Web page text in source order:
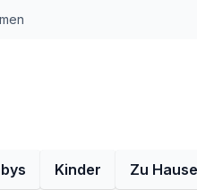
Kinder Zu Hause